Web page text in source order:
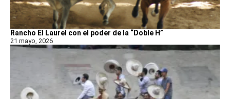
Rancho El Laurel con el poder de la “Doble H”
21 mayo, 2026